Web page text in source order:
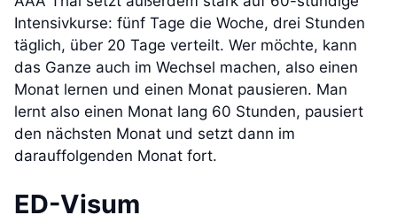
Intensivkurse: fünf Tage die Woche, drei Stunden
täglich, über 20 Tage verteilt. Wer möchte, kann
das Ganze auch im Wechsel machen, also einen
Monat lernen und einen Monat pausieren. Man
lernt also einen Monat lang 60 Stunden, pausiert
den nächsten Monat und setzt dann im
darauffolgenden Monat fort.
ED-Visum